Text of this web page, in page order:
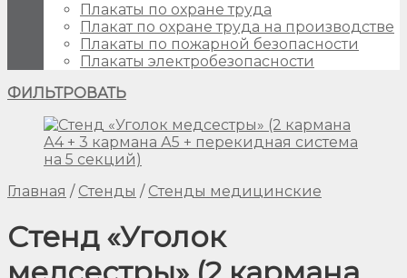
Плакаты по охране труда
Плакат по охране труда на производстве
Плакаты по пожарной безопасности
Плакаты электробезопасности
ФИЛЬТРОВАТЬ
Главная / Стенды / Стенды медицинские
Стенд «Уголок